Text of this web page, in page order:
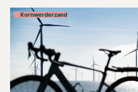
Kornwerderzand